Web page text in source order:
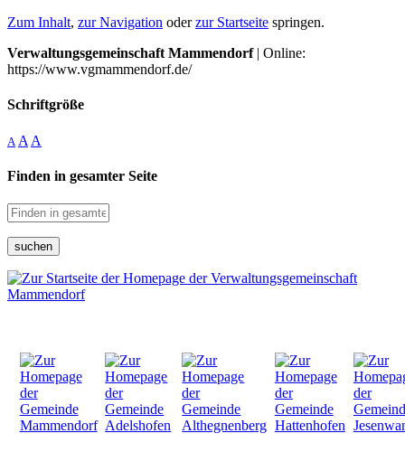
Zum Inhalt, zur Navigation oderzur Startseite springen.
Verwaltungsgemeinschaft Mammendorf| Online:
https://www.vgmammendorf.de/
Schriftgröße
A A A
Finden in gesamter Seite
suchen